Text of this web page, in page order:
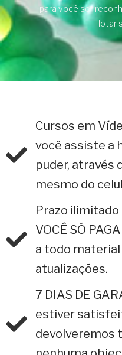
para você ser
lotar
Cursos em
você assiste a
puder, através
mesmo do
Prazo ilimitado
VOCÊ SÓ
a todo
atualizações.
7 DIAS DE
estiver
devolveremos